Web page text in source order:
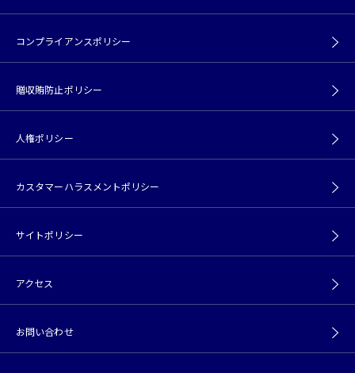
コンプライアンスポリシー
贈収賄防止ポリシー
人権ポリシー
カスタマーハラスメントポリシー
サイトポリシー
アクセス
お問い合わせ